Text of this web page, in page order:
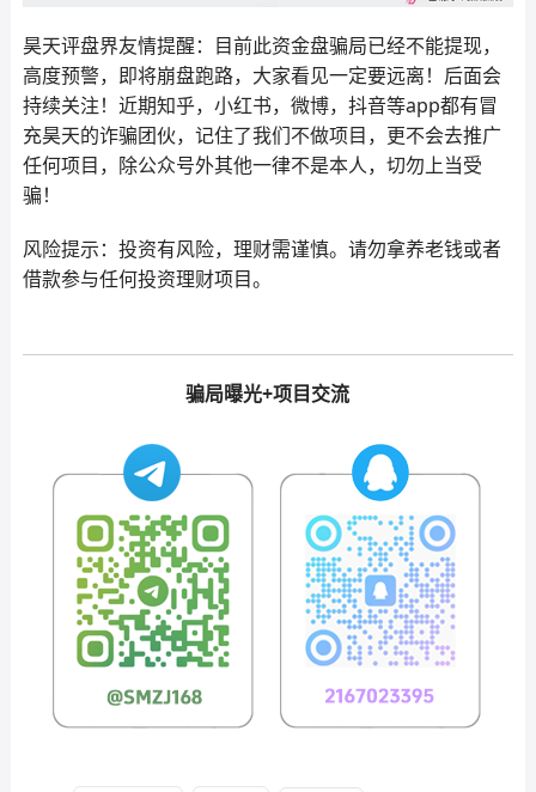
昊天评盘界友情提醒：目前此资金盘骗局已经不能提现，
高度预警，即将崩盘跑路，大家看见一定要远离！后面会
持续关注！近期知乎，小红书，微博，抖音等app都有冒
充昊天的诈骗团伙，记住了我们不做项目，更不会去推广
任何项目，除公众号外其他一律不是本人，切勿上当受
骗！
风险提示：投资有风险，理财需谨慎。请勿拿养老钱或者
借款参与任何投资理财项目。
骗局曝光+项目交流